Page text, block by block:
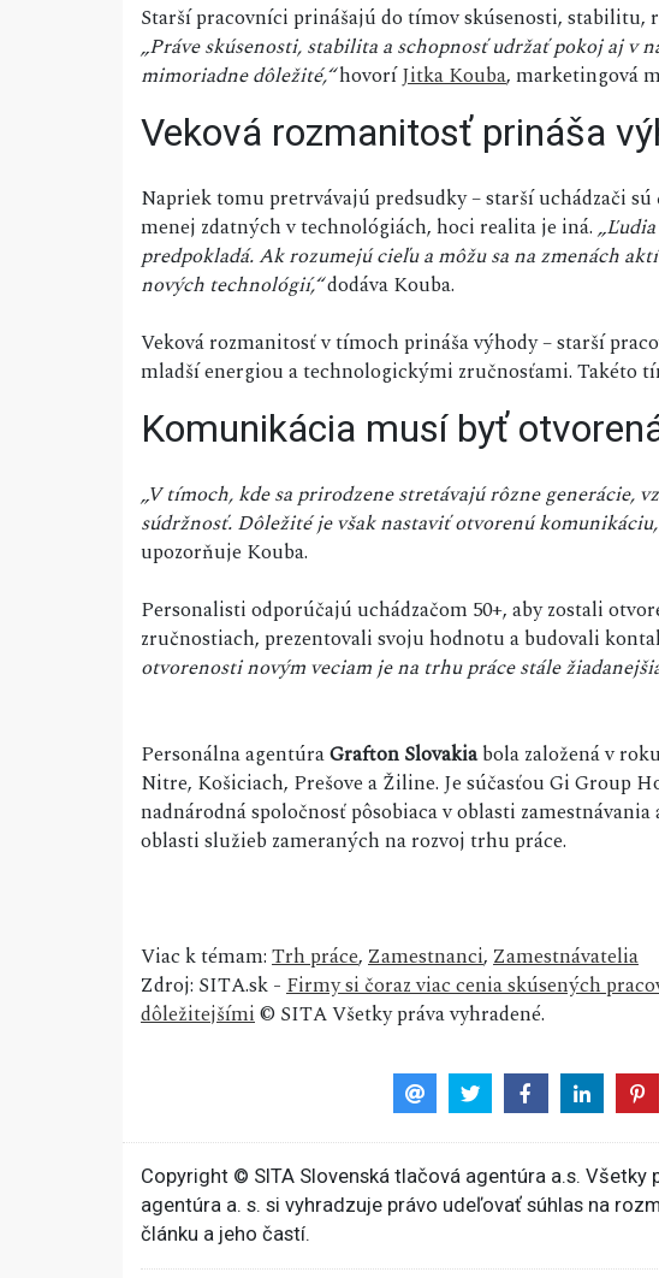
Starší pracovníci prinášajú do tímov skúsenosti, stabilitu,
„Práve skúsenosti, stabilita a schopnosť udržať pokoj aj v
mimoriadne dôležité,“hovoríJitka Kouba, marketingová
Veková rozmanitosť prináša
Napriek tomu pretrvávajú predsudky – starší uchádzači
menej zdatných v technológiách, hoci realita je iná.
predpokladá. Ak rozumejú cieľu a môžu sa na zmenách
nových technológií,“dodáva Kouba.
Veková rozmanitosť v tímoch prináša výhody – starší
mladší energiou a technologickými zručnosťami. Takéto
Komunikácia musí byť
„V tímoch, kde sa prirodzene stretávajú rôzne generácie,
súdržnosť. Dôležité je však nastaviť otvorenú
upozorňuje Kouba.
Personalisti odporúčajú uchádzačom 50+, aby zostali
zručnostiach, prezentovali svoju hodnotu a budovali
otvorenosti novým veciam je na trhu práce stále
Personálna agentúraGrafton Slovakiabola založená v
Nitre, Košiciach, Prešove a Žiline. Je súčasťou Gi Group
nadnárodná spoločnosť pôsobiaca v oblasti
oblasti služieb zameraných na rozvoj trhu práce.
Viac k témam:Trh práce,Zamestnanci,Zamestnávatelia
Zdroj: SITA.sk -Firmy si čoraz viac cenia skúsených
dôležitejšími© SITA Všetky práva vyhradené.
Copyright © SITA Slovenská tlačová agentúra a.s. Všetky
agentúra a. s. si vyhradzuje právo udeľovať súhlas na
článku a jeho častí.